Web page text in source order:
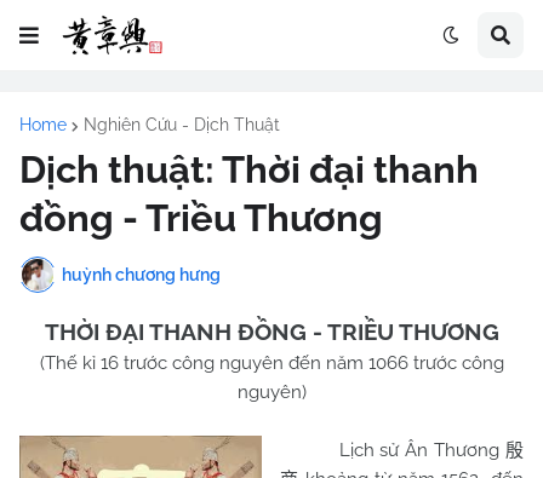
Home Nghiên Cứu - Dịch Thuật
Dịch thuật: Thời đại thanh
đồng - Triều Thương
huỳnh chương hưng
THỜI ĐẠI THANH ĐỒNG - TRIỀU THƯƠNG
(Thế kỉ 16 trước công nguyên đến năm 1066 trước công
nguyên)
Lịch sử Ân Thương 殷